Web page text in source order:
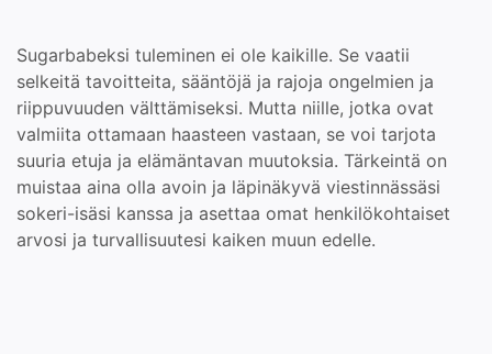
Sugarbabeksi tuleminen ei ole kaikille. Se vaatii
selkeitä tavoitteita, sääntöjä ja rajoja ongelmien ja
riippuvuuden välttämiseksi. Mutta niille, jotka ovat
valmiita ottamaan haasteen vastaan, se voi tarjota
suuria etuja ja elämäntavan muutoksia. Tärkeintä on
muistaa aina olla avoin ja läpinäkyvä viestinnässäsi
sokeri-isäsi kanssa ja asettaa omat henkilökohtaiset
arvosi ja turvallisuutesi kaiken muun edelle.